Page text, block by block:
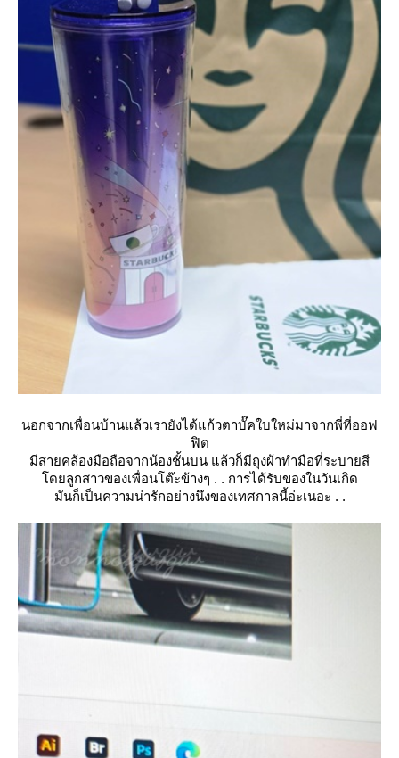
นอกจากเพื่อนบ้านแล้วเรายังได้แก้วตาบั๊คใบใหม่มาจากพี่ที่ออฟ
ฟิต
มีสายคล้องมือถือจากน้องชั้นบน แล้วก็มีถุงผ้าทำมือที่ระบายสี
ดยลูกสาวของเพื่อนโต๊ะข้างๆ . . การได้รับของในวันเกิด
มันก็เป็นความน่ารักอย่างนึงของเทศกาลนี้อ่ะเนอะ . .